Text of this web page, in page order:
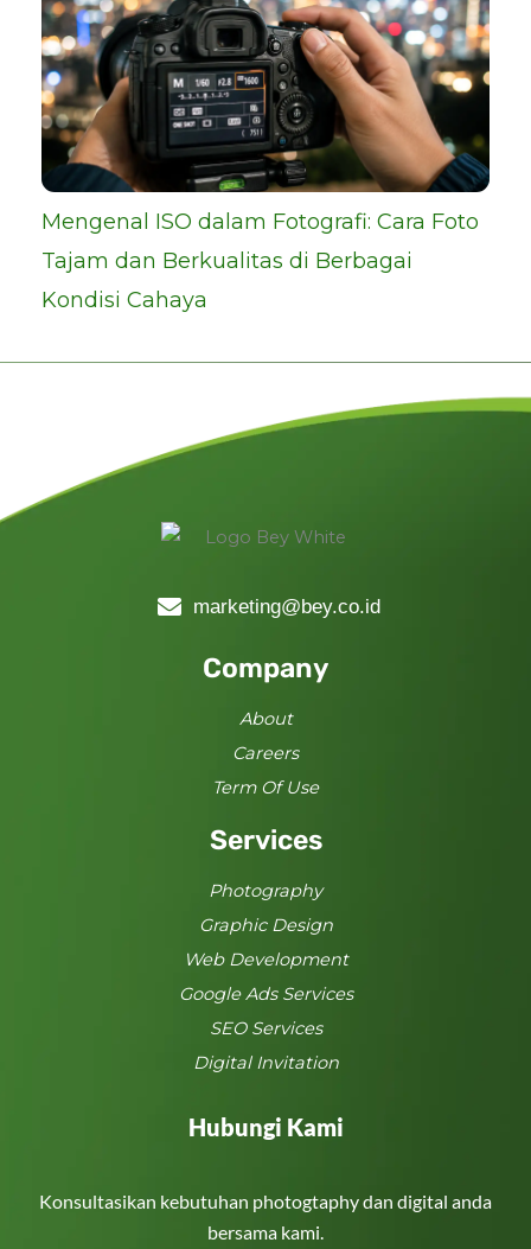
Mengenal ISO dalam Fotografi: Cara Foto
Tajam dan Berkualitas di Berbagai
Kondisi Cahaya
marketing@bey.co.id
Company
About
Careers
Term Of Use
Services
Photography
Graphic Design
Web Development
Google Ads Services
SEO Services
Digital Invitation
Hubungi Kami
Konsultasikan kebutuhan photogtaphy dan digital anda
bersama kami.